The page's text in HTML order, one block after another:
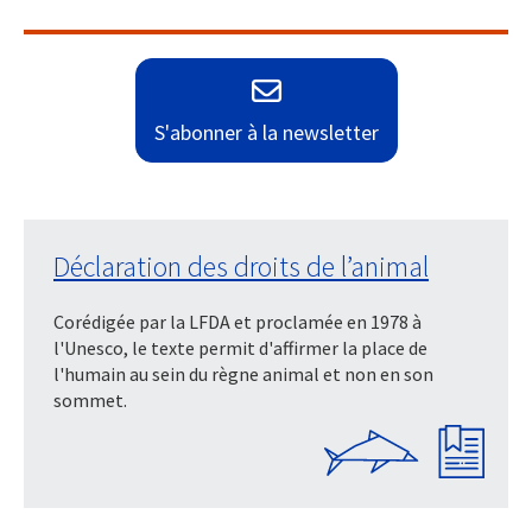
S'abonner à la newsletter
Déclaration des droits de l’animal
Corédigée par la LFDA et proclamée en 1978 à
l'Unesco, le texte permit d'affirmer la place de
l'humain au sein du règne animal et non en son
sommet.